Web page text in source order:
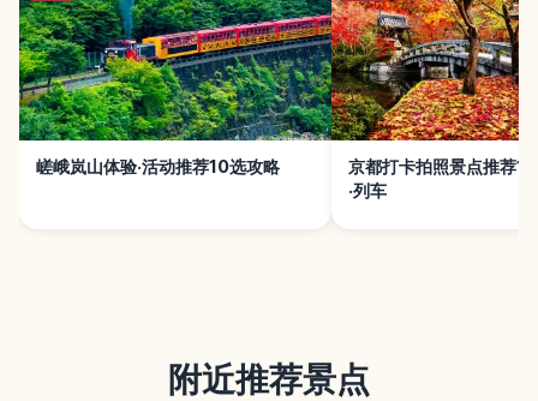
嵯峨岚山体验·活动推荐10选攻略
京都打卡拍照景点推荐15
·列车
附近推荐景点